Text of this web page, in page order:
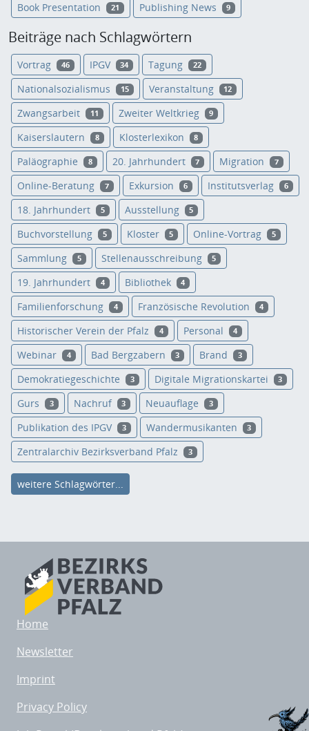
Book Presentation 21 Publishing News 9
Beiträge nach Schlagwörtern
Vortrag 46 IPGV 34 Tagung 22
Nationalsozialismus 15 Veranstaltung 12
Zwangsarbeit 11 Zweiter Weltkrieg 9
Kaiserslautern 8 Klosterlexikon 8
Paläographie 8 20. Jahrhundert 7 Migration 7
Online-Beratung 7 Exkursion 6 Institutsverlag 6
18. Jahrhundert 5 Ausstellung 5
Buchvorstellung 5 Kloster 5 Online-Vortrag 5
Sammlung 5 Stellenausschreibung 5
19. Jahrhundert 4 Bibliothek 4
Familienforschung 4 Französische Revolution 4
Historischer Verein der Pfalz 4 Personal 4
Webinar 4 Bad Bergzabern 3 Brand 3
Demokratiegeschichte 3 Digitale Migrationskartei 3
Gurs 3 Nachruf 3 Neuauflage 3
Publikation des IPGV 3 Wandermusikanten 3
Zentralarchiv Bezirksverband Pfalz 3
weitere Schlagwörter...
Home
Newsletter
Imprint
Privacy Policy